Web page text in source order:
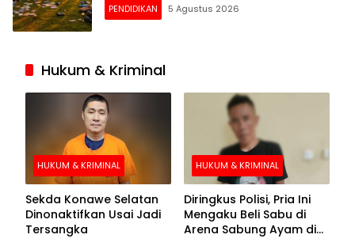
PENDIDIKAN 5 Agustus 2026
Hukum & Kriminal
HUKUM & KRIMINAL
Sekda Konawe Selatan
Dinonaktifkan Usai Jadi
Tersangka
HUKUM & KRIMINAL
Diringkus Polisi, Pria Ini
Mengaku Beli Sabu di
Arena Sabung Ayam di